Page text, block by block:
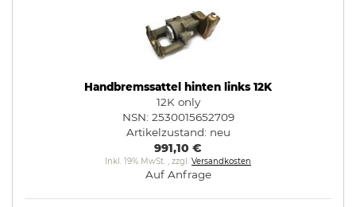
Handbremssattel hinten links 12K
12K only
NSN: 2530015652709
Artikelzustand: neu
991,10 €
Inkl. 19% MwSt. , zzgl. Versandkosten
Auf Anfrage